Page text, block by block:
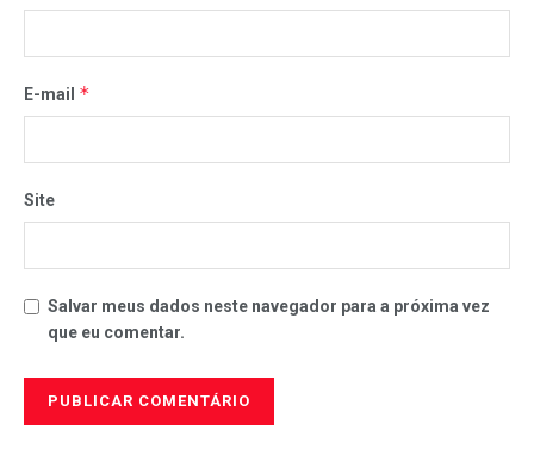
E-mail *
Site
Salvar meus dados neste navegador para a próxima vez
que eu comentar.